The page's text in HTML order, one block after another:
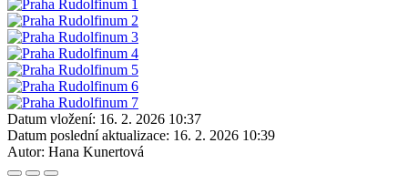
Datum vložení: 16. 2. 2026 10:37
Datum poslední aktualizace: 16. 2. 2026 10:39
Autor: Hana Kunertová